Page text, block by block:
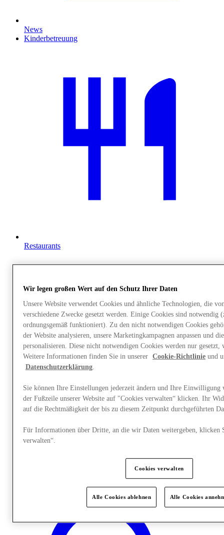
News
Kinderbetreuung
Restaurants
Wir legen großen Wert auf den Schutz Ihrer Daten
Unsere Website verwendet Cookies und ähnliche Technologien, die
verschiedene Zwecke gesetzt werden. Einige Cookies sind notwendig
ordnungsgemäß funktioniert). Zu den nicht notwendigen Cookies
der Website analysieren, unsere Marketingkampagnen anpassen und
personalisieren. Diese nicht notwendigen Cookies werden nur gesetzt,
Weitere Informationen finden Sie in unserer Cookie-Richtlinie und
Datenschutzerklärung.
Sie können Ihre Einstellungen jederzeit ändern und Ihre
der Fußzeile unserer Website auf "Cookies verwalten“ klicken. Ihr
auf die Rechtmäßigkeit der bis zu diesem Zeitpunkt durchgeführten
Für Informationen über Dritte, an die wir Daten weitergeben, klicken
verwalten“.
Cookies verwalten
Alle Cookies ablehnen Alle Cookies